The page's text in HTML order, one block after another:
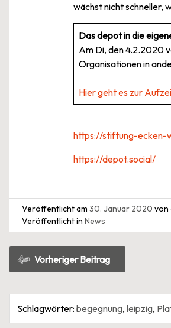
wächst nicht schneller,
Das depot in die
Am Di, den 4.2.2020
Organisationen in
Hier geht es zur
https://stiftung-ecken-
https://depot.social/
Veröffentlicht am 30. Januar 2020 von
Veröffentlicht in News
Beitragsnavigation
Vorheriger Beitrag
Schlagwörter: begegnung, leipzig,